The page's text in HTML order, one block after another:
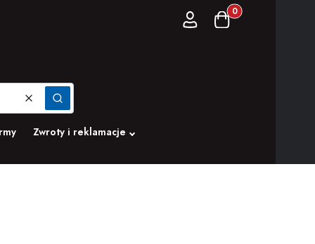
Zaloguj sięProdukty w
Koszyk
WyczyśćSzukaj
Zwroty i reklamacje